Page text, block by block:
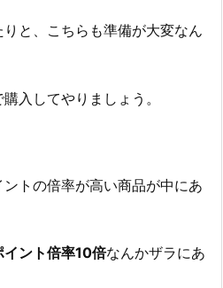
と、こちらも準備が大変なん
入してやりましょう。
トの倍率が高い商品が中にあ
イント倍率10倍なんかザラにあ